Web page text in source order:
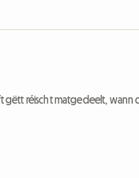
gëtt réischt matgedeelt, wann